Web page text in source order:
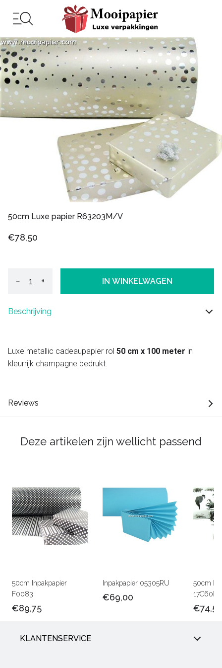
50cm Luxe papier R63203M/V
€78,50
− + IN WINKELWAGEN
Beschrijving
Luxe metallic cadeaupapier rol 50 cm x 100 meter in
kleurrijk champagne bedrukt.
Reviews
Deze artikelen zijn wellicht passend
50cm Inpakpapier
F0083
€89,75
Inpakpapier 05305RU
€69,00
50cm
€74,50
KLANTENSERVICE